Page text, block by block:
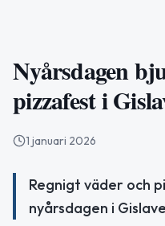
Nyårsdagen
pizzafest i
1 januari 2026
Regnigt väder och
nyårsdagen i